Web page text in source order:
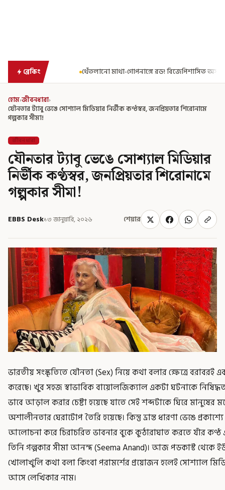
ব্রেকিং
গোপনাঙ্গে রড! বিজেপিশাসিত অসমে নাবালিকার নৃশংস পরিণতি ব্রড
হোম›জীবনধারা›
যৌনতার ট্যাবু ভেঙে সোশ্যাল মিডিয়ার নির্ভীক কণ্ঠস্বর, জনপ্রিয়তার শিরোনামে
গল্পকার সীমা!
জীবনধারা
যৌনতার ট্যাবু ভেঙে সোশ্যাল মিডিয়ার
নির্ভীক কণ্ঠস্বর, জনপ্রিয়তার শিরোনামে
গল্পকার সীমা!
EBBS Desk১৩ জানুয়ারি, ২০২৬ শেয়ার
ভারতীয় সংস্কৃতিতে যৌনতা (Sex) নিয়ে কথা বলার ক্ষেত্রে বরাবরই
করেছে। খুব সহজ স্বাভাবিক বায়োলজিক্যাল একটা ঘটনাকে
ভাবে আড়াল করার চেষ্টা হয়েছে যাতে সেই শব্দটাকে ঘিরে মানুষের
অশালীনতার ঘেরাটোপ তৈরি হয়েছে। কিন্তু ভ্রান্ত ধারণা ভেঙে
আলোচনা করে চিরাচরিত ভাবনার বুকে কুঠারাঘাত করতে যাঁর
তিনি গল্পকার সীমা আনন্দ (Seema Anand)। আজ পডকাস্ট থেকে
খোলাখুলি কথা বলা কিংবা পরামর্শের প্রয়োজন হলেই সোশ্যাল
আসে লেখিকার নাম।